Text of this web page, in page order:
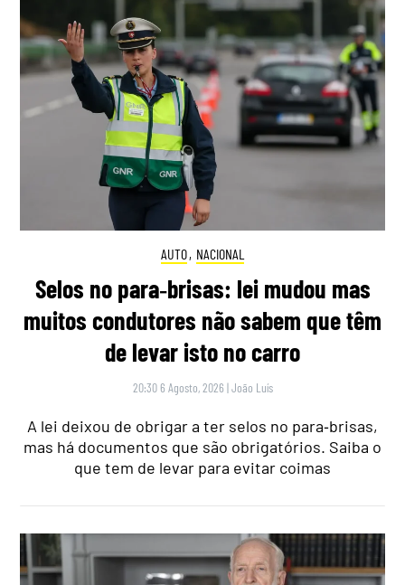
AUTO, NACIONAL
Selos no para‑brisas: lei mudou mas
muitos condutores não sabem que têm
de levar isto no carro
20:30 6 Agosto, 2026 |João Luís
A lei deixou de obrigar a ter selos no para‑brisas,
mas há documentos que são obrigatórios. Saiba o
que tem de levar para evitar coimas